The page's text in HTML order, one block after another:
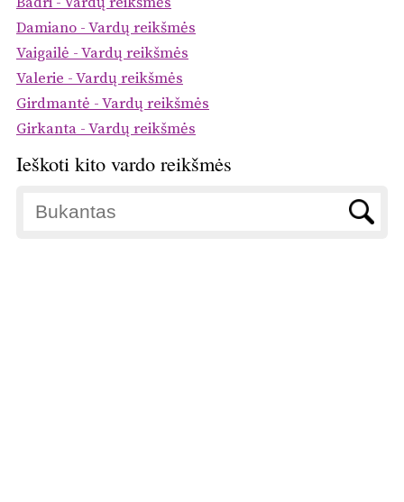
Damiano - Vardų reikšmės
Vaigailė - Vardų reikšmės
Valerie - Vardų reikšmės
Girdmantė - Vardų reikšmės
Girkanta - Vardų reikšmės
Ieškoti kito vardo reikšmės